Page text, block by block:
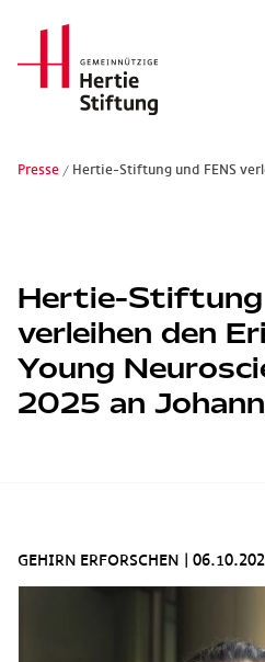
Hertie Stiftung Logo
Presse Hertie-Stiftung und FENS
Hertie-Stiftung
verleihen den
Young
2025 an
GEHIRN ERFORSCHEN